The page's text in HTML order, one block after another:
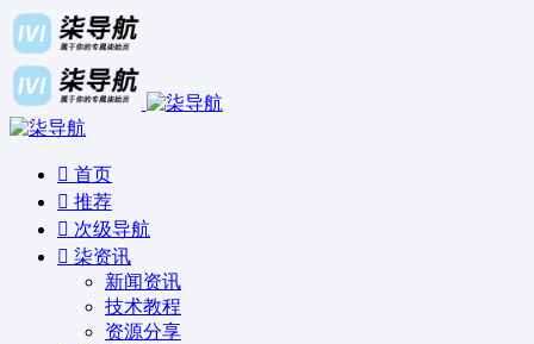
首页
推荐
次级导航
柒资讯
新闻资讯
技术教程
资源分享